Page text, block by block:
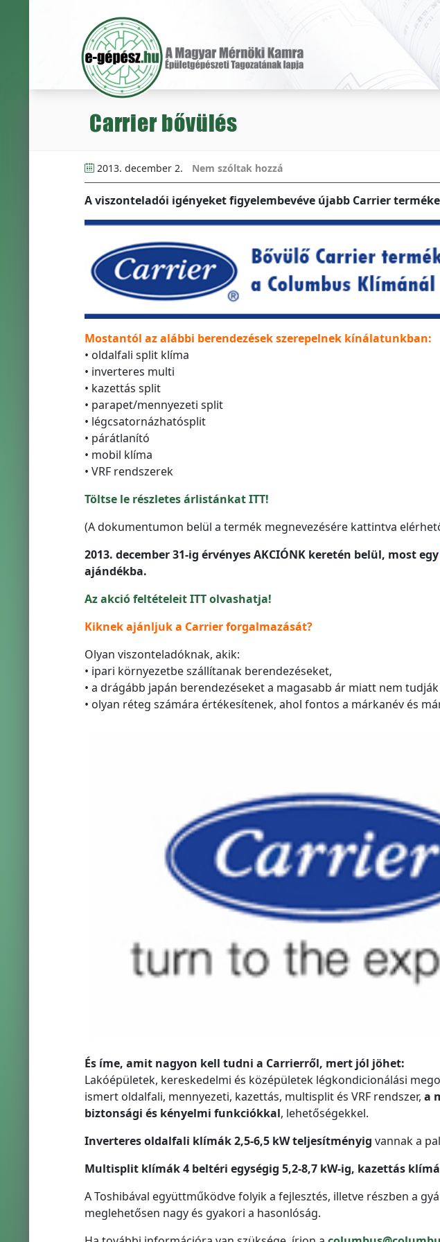
Carrier bővülés
2013. december 2. Nem szóltak hozzá
A viszonteladói igényeket figyelembevéve újabb Carrier
Mostantól az alábbi berendezések szerepelnek kínálatunkban:
• oldalfali split klíma
• inverteres multi
• kazettás split
• parapet/mennyezeti split
• légcsatornázhatósplit
• párátlanító
• mobil klíma
• VRF rendszerek
Töltse le részletes árlistánkat ITT!
(A dokumentumon belül a termék megnevezésére kattintva
2013. december 31-ig érvényes AKCIÓNK keretén belül, most egy
ajándékba.
Az akció feltételeit ITT olvashatja!
Kiknek ajánljuk a Carrier forgalmazását?
Olyan viszonteladóknak, akik:
• ipari környezetbe szállítanak berendezéseket,
• a drágább japán berendezéseket a magasabb ár miatt nem
• olyan réteg számára értékesítenek, ahol fontos a márkanév és
És íme, amit nagyon kell tudni a Carrierről, mert jól jöhet:
Lakóépületek, kereskedelmi és középületek légkondicionálási
ismert oldalfali, mennyezeti, kazettás, multisplit és VRF rendszer, a
biztonsági és kényelmi funkciókkal, lehetőségekkel.
Inverteres oldalfali klímák 2,5-6,5 kW teljesítményig vannak a
Multisplit klímák 4 beltéri egységig 5,2-8,7 kW-ig, kazettás
A Toshibával együttműködve folyik a fejlesztés, illetve részben a
meglehetősen nagy és gyakori a hasonlóság.